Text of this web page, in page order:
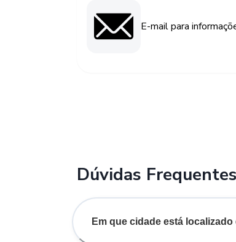
E-mail para
Dúvidas Frequentes
Em que cidade está